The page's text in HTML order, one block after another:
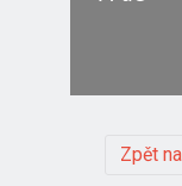
Zpět